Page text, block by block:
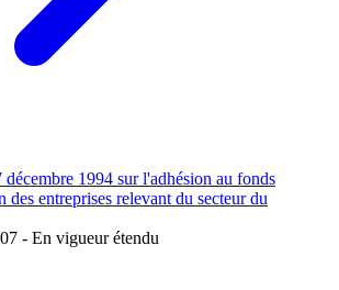
1994 sur l'adhésion au fonds
des entreprises relevant du secteur du
- En vigueur étendu